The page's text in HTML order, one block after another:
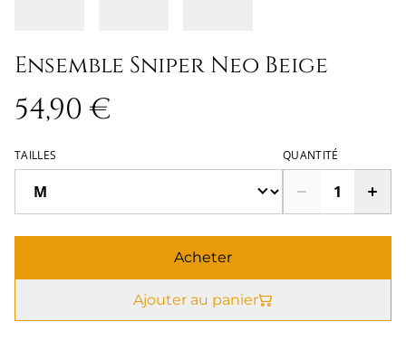
Ensemble Sniper Neo Beige
54,90 €
TAILLES QUANTITÉ
Acheter
Ajouter au panier